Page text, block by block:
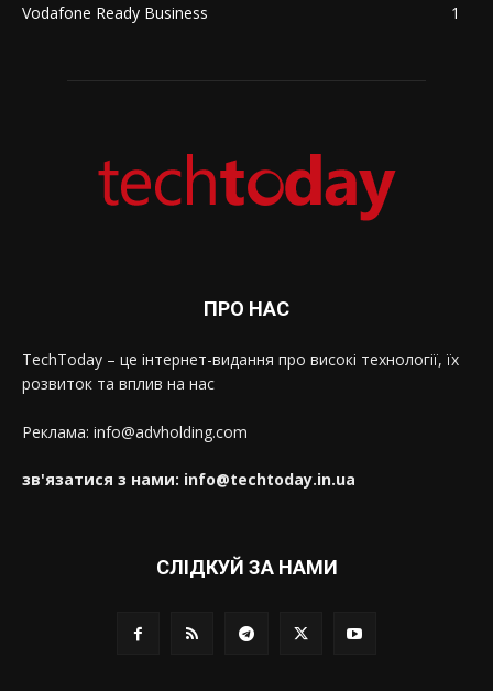
Vodafone Ready Business
1
ПРО НАС
TechToday – це інтернет-видання про високі технології, їх
розвиток та вплив на нас
Реклама: info@advholding.com
зв'язатися з нами: info@techtoday.in.ua
СЛІДКУЙ ЗА НАМИ